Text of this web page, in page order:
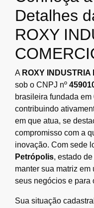
Detalhes
ROXY
A ROXY INDUSTRIA
sob o CNPJ nº
brasileira fundada em
contribuindo
em que atua, se
compromisso com a
inovação. Com sede
Petrópolis, estado de
manter sua matriz
seus negócios e para
Sua situação